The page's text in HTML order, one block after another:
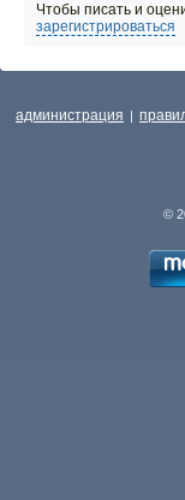
Чтобы писать и
зарегистрироваться
администрация |
©